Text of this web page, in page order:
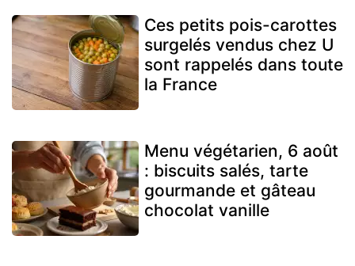
Ces petits pois-carottes
surgelés vendus chez U
sont rappelés dans toute
la France
Menu végétarien, 6 août
: biscuits salés, tarte
gourmande et gâteau
chocolat vanille